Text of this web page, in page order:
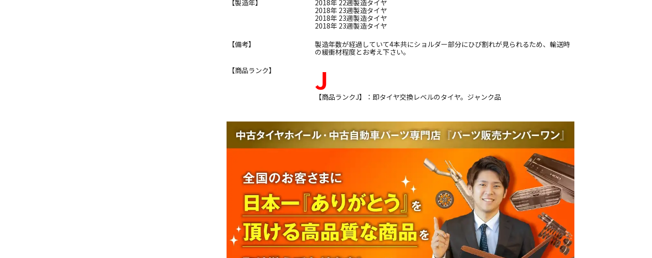
【製造年】
2018年 22週製造タイヤ
2018年 23週製造タイヤ
2018年 23週製造タイヤ
2018年 23週製造タイヤ
【備考】
製造年数が経過していて4本共にショルダー部分にひび割れが見られるため、輸送時
の緩衝材程度とお考え下さい。
【商品ランク】
J
【商品ランクJ】：即タイヤ交換レベルのタイヤ。ジャンク品